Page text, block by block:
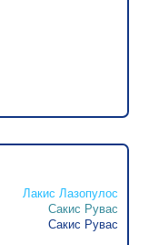
Лакис Лазопулос
Сакис Рувас
Сакис Рувас